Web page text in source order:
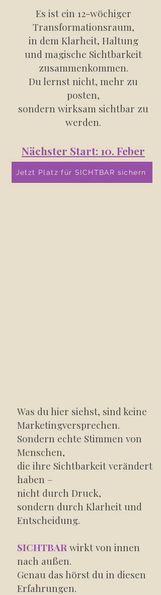
Es ist ein 12-wöchiger
Transformationsraum,
in dem Klarheit, Haltung
und magische Sichtbarkeit
zusammenkommen.
Du lernst nicht, mehr zu
posten,
sondern wirksam sichtbar zu
werden.
Nächster Start: 10. Feber
2026
Jetzt Platz für SICHTBAR sichern
Was du hier siehst, sind keine
Marketingversprechen.
Sondern echte Stimmen von
Menschen,
die ihre Sichtbarkeit verändert
haben –
nicht durch Druck,
sondern durch Klarheit und
Entscheidung.
SICHTBAR wirkt von innen
nach außen.
Genau das hörst du in diesen
Erfahrungen.